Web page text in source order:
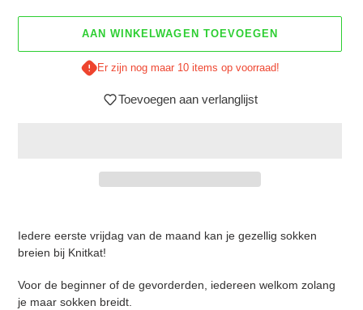
AAN WINKELWAGEN TOEVOEGEN
Er zijn nog maar 10 items op voorraad!
Toevoegen aan verlanglijst
winkelwagen
Iedere eerste vrijdag van de maand kan je gezellig sokken
breien bij Knitkat!
Voor de beginner of de gevorderden, iedereen welkom zolang
je maar sokken breidt.